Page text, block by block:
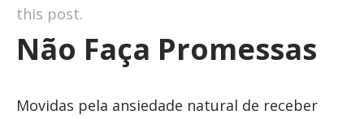
this post.
Não Faça Promessas
Movidas pela ansiedade natural de receber